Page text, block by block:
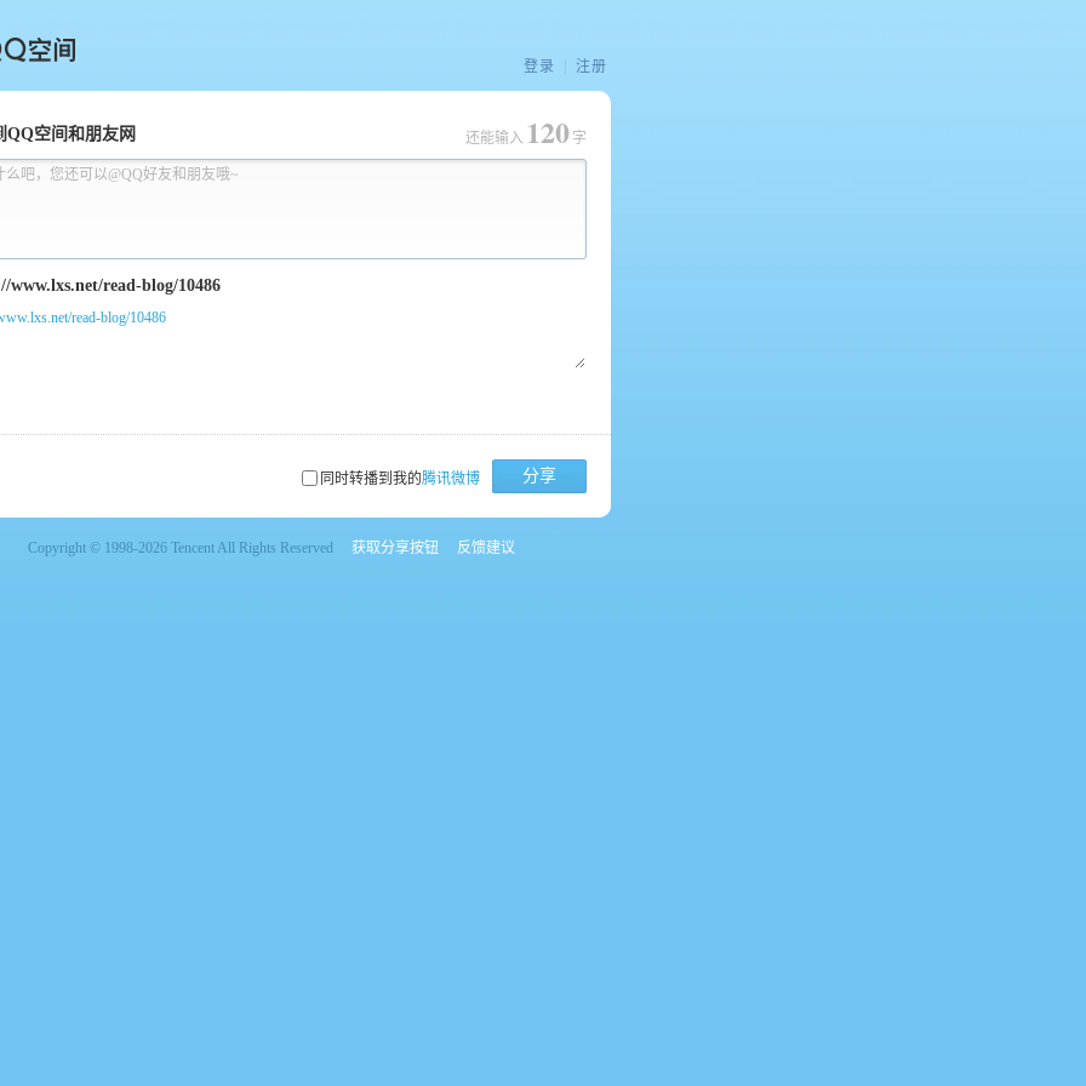
间
登录 注册
QQ空间和朋友网
么吧，您还可以@QQ好友和朋友哦~
还能输入 120 字
read-blog/10486
同时转播到我的腾讯微博 分享
Copyright © 1998-2026 Tencent All Rights Reserved 获取分享按钮 反馈建议